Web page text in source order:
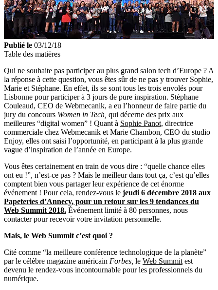
Publié le 03/12/18
Table des matières
Qui ne souhaite pas participer au plus grand salon tech d’Europe ? A
la réponse à cette question, vous êtes sûr de ne pas y trouver Sophie,
Marie et Stéphane. En effet, ils se sont tous les trois envolés pour
Lisbonne pour participer à 3 jours de pure inspiration. Stéphane
Couleaud, CEO de Webmecanik, a eu l’honneur de faire partie du
jury du concours Women in Tech, qui décerne des prix aux
meilleures “digital women” ! Quant à Sophie Panot, directrice
commerciale chez Webmecanik et Marie Chambon, CEO du studio
Enjoy, elles ont saisi l’opportunité, en participant à la plus grande
vague d’inspiration de l’année en Europe.
Vous êtes certainement en train de vous dire : “quelle chance elles
ont eu !”, n’est-ce pas ? Mais le meilleur dans tout ça, c’est qu’elles
comptent bien vous partager leur expérience de cet énorme
événement ! Pour cela, rendez-vous le jeudi 6 décembre 2018 aux
Papeteries d’Annecy, pour un retour sur les 9 tendances du
Web Summit 2018. Événement limité à 80 personnes, nous
contacter pour recevoir votre invitation personnelle.
Mais, le Web Summit c’est quoi ?
Cité comme “la meilleure conférence technologique de la planète”
par le célèbre magazine américain Forbes, le Web Summit est
devenu le rendez-vous incontournable pour les professionnels du
numérique.